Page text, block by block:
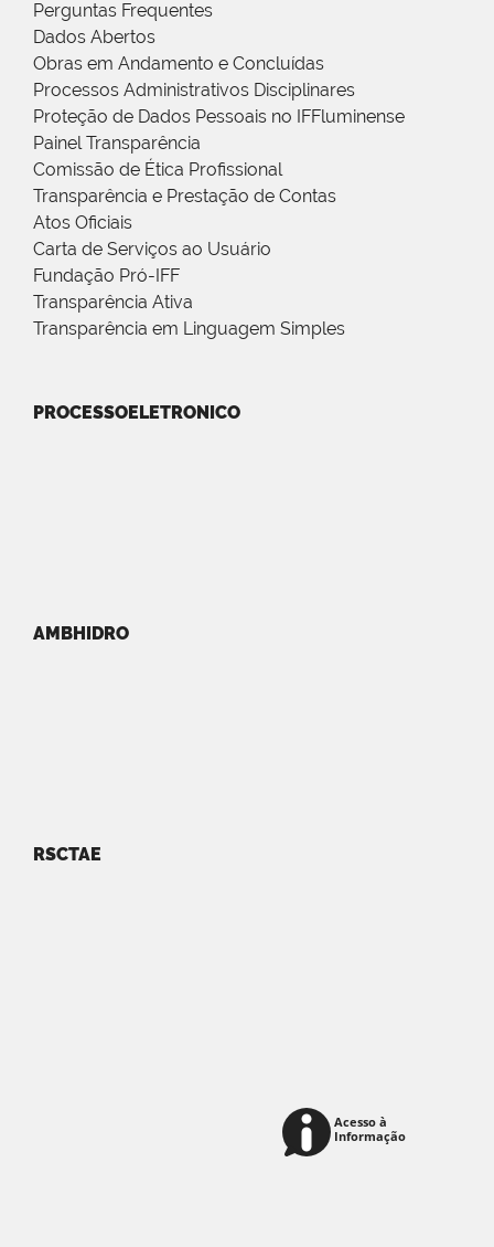
Perguntas Frequentes
Dados Abertos
Obras em Andamento e Concluídas
Processos Administrativos Disciplinares
Proteção de Dados Pessoais no IFFluminense
Painel Transparência
Comissão de Ética Profissional
Transparência e Prestação de Contas
Atos Oficiais
Carta de Serviços ao Usuário
Fundação Pró-IFF
Transparência Ativa
Transparência em Linguagem Simples
PROCESSOELETRONICO
AMBHIDRO
RSCTAE